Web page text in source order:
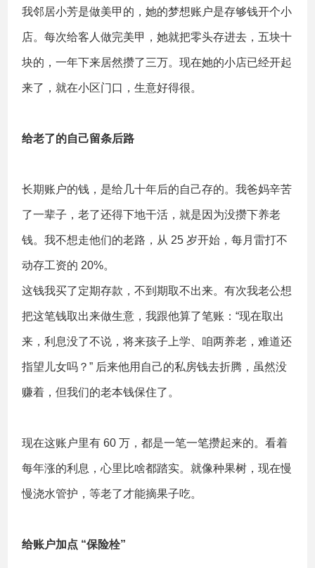
我邻居小芳是做美甲的，她的梦想账户是存够钱开个小
店。每次给客人做完美甲，她就把零头存进去，五块十
块的，一年下来居然攒了三万。现在她的小店已经开起
来了，就在小区门口，生意好得很。
给老了的自己留条后路
长期账户的钱，是给几十年后的自己存的。我爸妈辛苦
了一辈子，老了还得下地干活，就是因为没攒下养老
钱。我不想走他们的老路，从 25 岁开始，每月雷打不
动存工资的 20%。
这钱我买了定期存款，不到期取不出来。有次我老公想
把这笔钱取出来做生意，我跟他算了笔账：“现在取出
来，利息没了不说，将来孩子上学、咱两养老，难道还
指望儿女吗？” 后来他用自己的私房钱去折腾，虽然没
赚着，但我们的老本钱保住了。
现在这账户里有 60 万，都是一笔一笔攒起来的。看着
每年涨的利息，心里比啥都踏实。就像种果树，现在慢
慢浇水管护，等老了才能摘果子吃。
给账户加点 “保险栓”